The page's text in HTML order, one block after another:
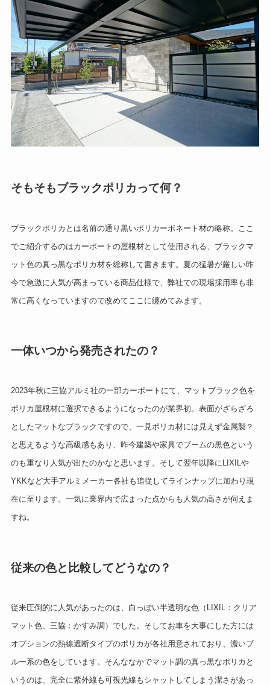
そもそもブラックポリカって何？
ブラックポリカとは名前の通り黒いポリカーボネート材の略称。ここ
でご紹介するのはカーポートの屋根材として使用される、ブラックマ
ット色の真っ黒なポリカ材を総称して書きます。夏の猛暑が厳しい昨
今で急激に人気が高まっている商品仕様で、弊社での現場採用率も非
常に高くなっていますので改めてここに纏めてみます。
一体いつから発売されたの？
2023年秋に三協アルミ社の一部カーポートにて、マットブラック色を
ポリカ屋根材に選択できるようになったのが業界初。表面がざらざろ
としたマットなブラックですので、一見ポリカ材には見えず金属製？
と思えるような高級感もあり、昨今建築や家具でブームの黒色という
のも重なり人気が出たのかなと思います。そして翌年以降にLIXILや
YKKなど大手アルミメーカー各社も追従してラインナップに加わり現
在に至ります。一気に業界内で広まった点からも人気の高さが伺えま
すね。
従来の色と比較してどうなの？
従来圧倒的に人気があったのは、白っぽい半透明な色（LIXIL：クリア
マット色、三協：かすみ調）でした。そしてお車を大事にした方には
オプションの熱線遮断タイプのポリカが各社用意されており、濃いブ
ルー系の色をしています。そんななかでマット調の真っ黒なポリカと
いうのは、完全に紫外線も可視光線もシャットしてしまう潔さがあっ